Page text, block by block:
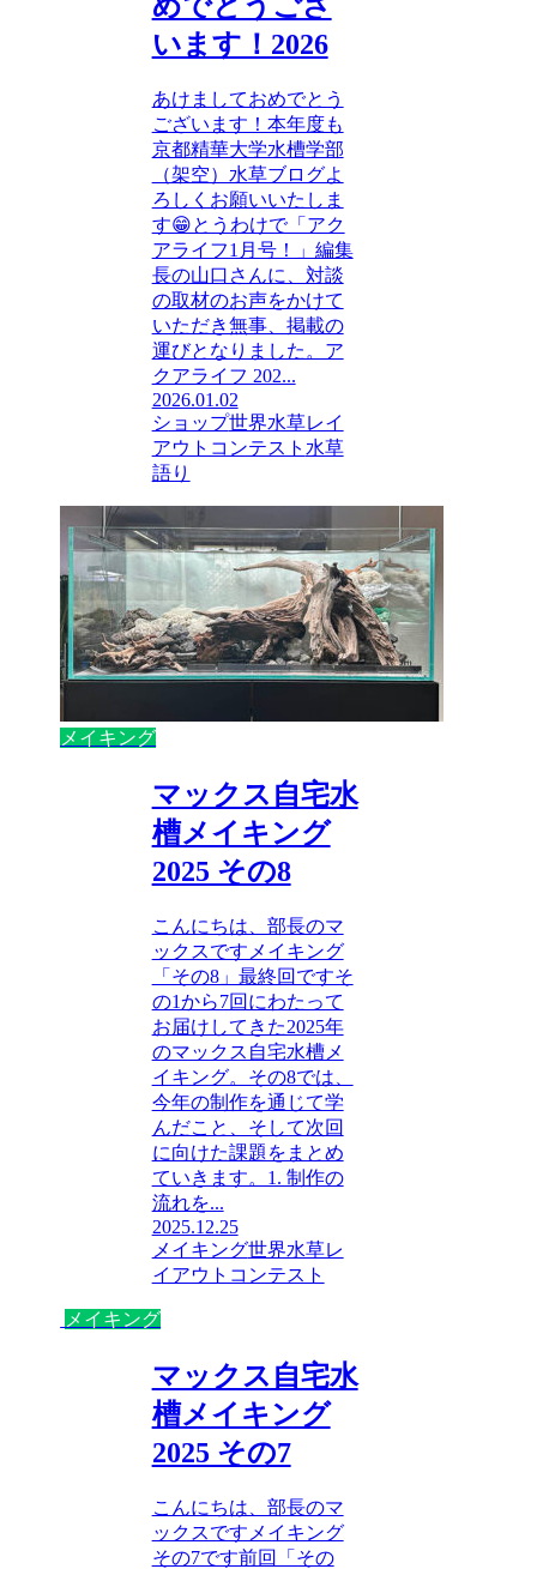
めでとうござ
います！2026
あけましておめでとう
ございます！本年度も
京都精華大学水槽学部
（架空）水草ブログよ
ろしくお願いいたしま
す😁とうわけで「アク
アライフ1月号！」編集
長の山口さんに、対談
の取材のお声をかけて
いただき無事、掲載の
運びとなりました。ア
クアライフ 202...
2026.01.02
ショップ世界水草レイ
アウトコンテスト 水草
語り
メイキング
マックス自宅水
槽メイキング
2025 その8
こんにちは、部長のマ
ックスですメイキング
「その8」最終回ですそ
の1から7回にわたって
お届けしてきた2025年
のマックス自宅水槽メ
イキング。その8では、
今年の制作を通じて学
んだこと、そして次回
に向けた課題をまとめ
ていきます。1. 制作の
流れを...
2025.12.25
メイキング世界水草レ
イアウトコンテスト
メイキング
マックス自宅水
槽メイキング
2025 その7
こんにちは、部長のマ
ックスですメイキング
その7です前回「その